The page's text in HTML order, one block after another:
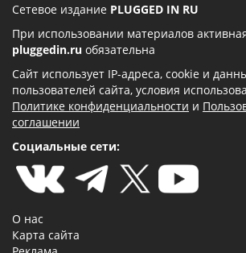
Сетевое издание PLUGGED IN RU
При использовании материалов
pluggedin.ru обязательна
Сайт использует IP-адреса, cookie и
пользователей сайта, условия
Политике конфиденциальности и
соглашении
Социальные сети:
О нас
Карта сайта